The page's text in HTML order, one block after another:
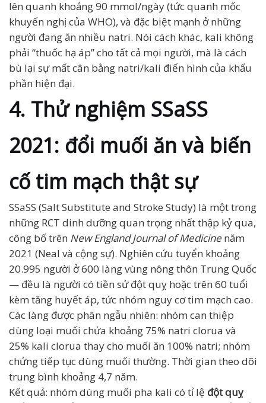
lên quanh khoảng 90 mmol/ngày (tức quanh mốc
khuyến nghị của WHO), và đặc biệt mạnh ở những
người đang ăn nhiều natri. Nói cách khác, kali không
phải “thuốc hạ áp” cho tất cả mọi người, mà là cách
bù lại sự mất cân bằng natri/kali điển hình của khẩu
phần hiện đại.
4. Thử nghiệm SSaSS
2021: đổi muối ăn và biến
cố tim mạch thật sự
SSaSS (Salt Substitute and Stroke Study) là một trong
những RCT dinh dưỡng quan trọng nhất thập kỷ qua,
công bố trên New England Journal of Medicine năm
2021 (Neal và cộng sự). Nghiên cứu tuyển khoảng
20.995 người ở 600 làng vùng nông thôn Trung Quốc
— đều là người có tiền sử đột quỵ hoặc trên 60 tuổi
kèm tăng huyết áp, tức nhóm nguy cơ tim mạch cao.
Các làng được phân ngẫu nhiên: nhóm can thiệp
dùng loại muối chứa khoảng 75% natri clorua và
25% kali clorua thay cho muối ăn 100% natri; nhóm
chứng tiếp tục dùng muối thường. Thời gian theo dõi
trung bình khoảng 4,7 năm.
Kết quả: nhóm dùng muối pha kali có tỉ lệ đột quỵ